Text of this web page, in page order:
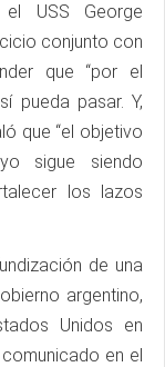
USS George
conjunto con
que “por el
pueda pasar. Y,
que “el objetivo
sigue siendo
los lazos
de una
argentino,
Unidos en
en el